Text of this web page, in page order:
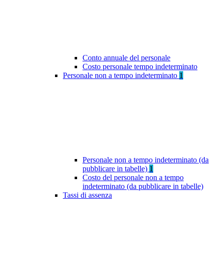
Conto annuale del personale
Costo personale tempo indeterminato
Personale non a tempo indeterminato 1
Personale non a tempo indeterminato (da
pubblicare in tabelle) 1
Costo del personale non a tempo
indeterminato (da pubblicare in tabelle)
Tassi di assenza